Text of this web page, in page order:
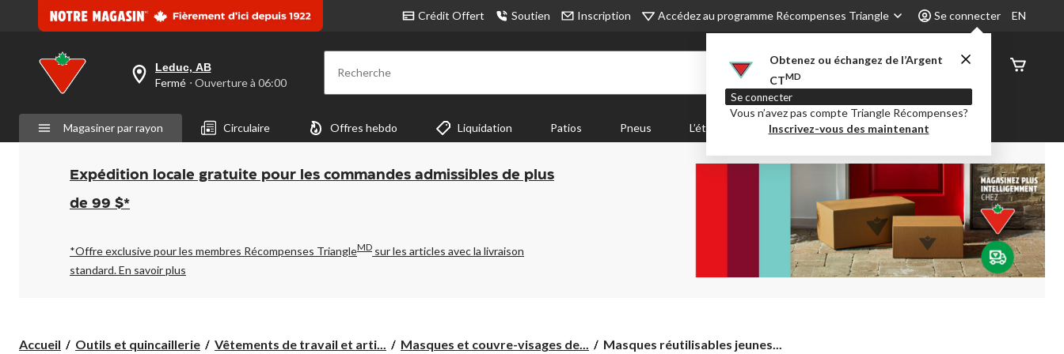
Crédit Offert Soutien Inscription Accédez au programme Récompenses Triangle Se connecter
Obtenez ou échangez de l’Argent
CTMD
Se connecter
Vous n’avez pas compte Triangle Récompenses?
Inscrivez-vous des maintenant
EN
votre
est
Leduc,
AB,
Fermé,
Ouverture
à
pour
changer
Leduc, AB
Fermé ⋅ Ouverture à 06:00 Recherche
État de
Magasiner par rayon Circulaire Offres hebdo Liquidation Patios Pneus L’été Party City Centre-auto
Expédition locale gratuite pour les commandes admissibles de plus
de 99 $*
*Offre exclusive pour les membres Récompenses TriangleMD sur les articles avec la livraison
standard.En savoir plus
Accueil Outils et quincaillerie Vêtements de travail et arti... Masques et couvre-visages de...
Masques
Masques réutilisables jeunes...